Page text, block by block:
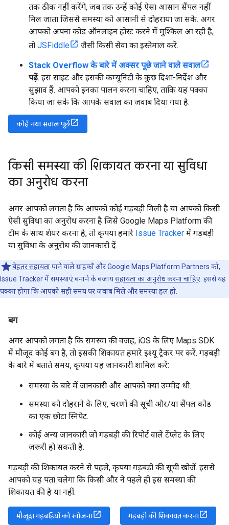
तक ठीक नहीं करेंगे, जब तक उन्हें कोई ऐसा आसान सैंपल नहीं
मिल जाता जिससे समस्या को आसानी से दोहराया जा सके. अगर
आपको अपना कोड ऑनलाइन होस्ट करने में मुश्किल आ रही है,
तो JSFiddle जैसी किसी सेवा का इस्तेमाल करें.
Stack Overflow के बारे में अक्सर पूछे जाने वाले सवाल
पढ़ें. इस साइट और इसकी कम्यूनिटी के कुछ दिशा-निर्देश और
सुझाव हैं. आपको इनका पालन करना चाहिए, ताकि यह पक्का
किया जा सके कि आपके सवाल का जवाब दिया गया है.
कोई नया सवाल पूछें
किसी समस्या की शिकायत करना या सुविधा
का अनुरोध करना
अगर आपको लगता है कि आपको कोई गड़बड़ी मिली है या आपको किसी
ऐसी सुविधा का अनुरोध करना है जिसे Google Maps Platform की
टीम के साथ शेयर करना है, तो कृपया हमारे Issue Tracker में गड़बड़ी
या सुविधा के अनुरोध की जानकारी दें.
बेहतर सहायतापाने वाले ग्राहकों और Google Maps Platform Partners को,
Issue Tracker में समस्याएं बनाने के बजायसहायता का अनुरोध करना चाहिए . इससे यह
पक्का होगा कि आपको सही समय पर जवाब मिले और समस्या हल हो.
बग
अगर आपको लगता है कि समस्या की वजह, iOS के लिए Maps SDK
में मौजूद कोई बग है, तो इसकी शिकायत हमारे इश्यू ट्रैकर पर करें. गड़बड़ी
के बारे में बताते समय, कृपया यह जानकारी शामिल करें:
समस्या के बारे में जानकारी और आपको क्या उम्मीद थी.
समस्या को दोहराने के लिए, चरणों की सूची और/या सैंपल कोड
का एक छोटा स्निपेट.
कोई अन्य जानकारी जो गड़बड़ी की रिपोर्ट वाले टेंप्लेट के लिए
ज़रूरी हो सकती है.
गड़बड़ी की शिकायत करने से पहले, कृपया गड़बड़ी की सूची खोजें. इससे
आपको यह पता चलेगा कि किसी और ने पहले ही इस समस्या की
शिकायत की है या नहीं.
मौजूदा गड़बड़ियों को खोजना गड़बड़ी की शिकायत करना